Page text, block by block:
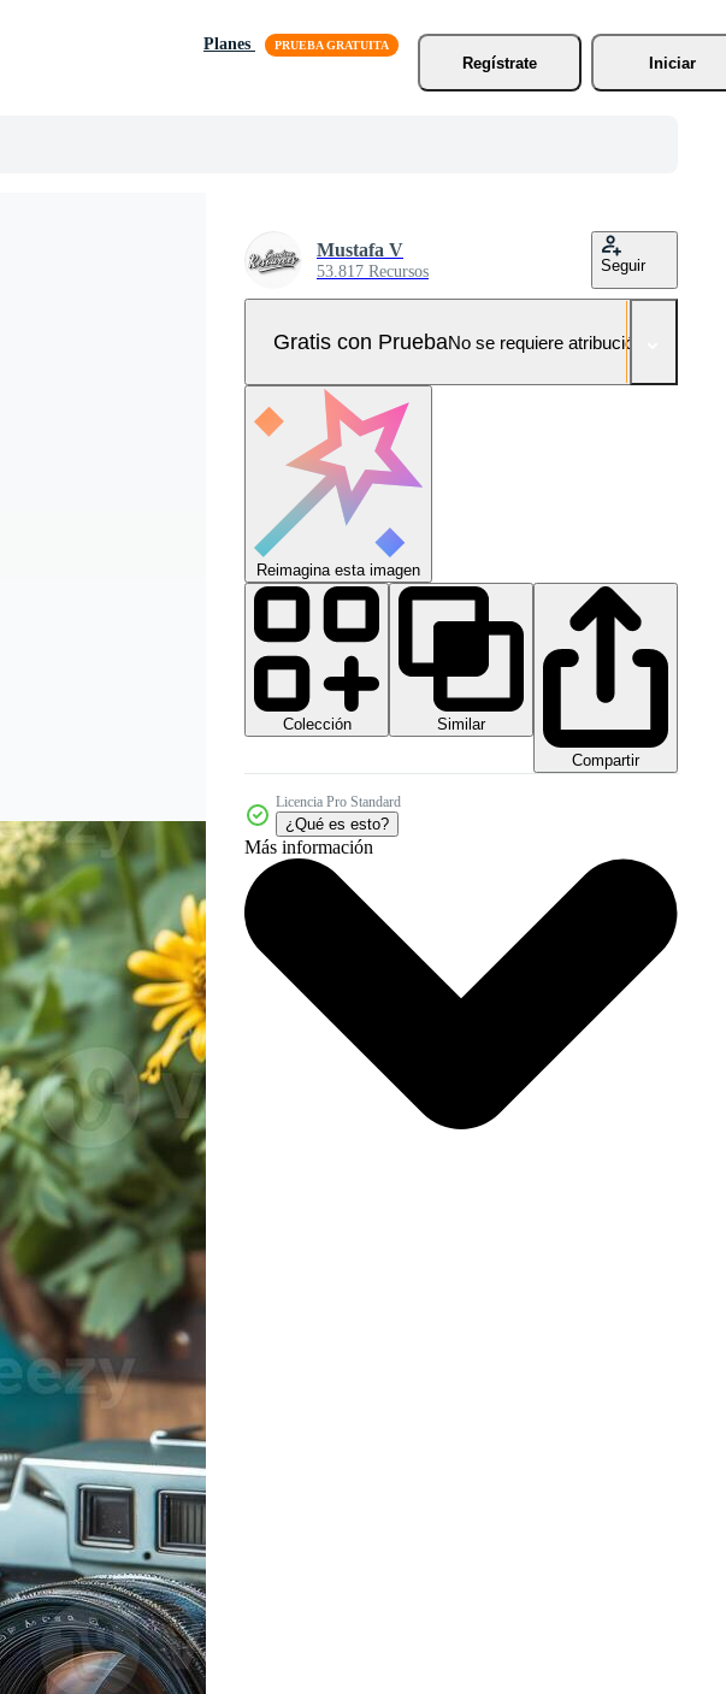
Planes
Regístrate
Iniciar
Mustafa V
53.817 Recursos Seguir
Gratis con PruebaNo se requiere atribución!
Reimagina esta imagen
Colección
Similar
Compartir
Licencia Pro Standard
¿Qué es esto?
Más información